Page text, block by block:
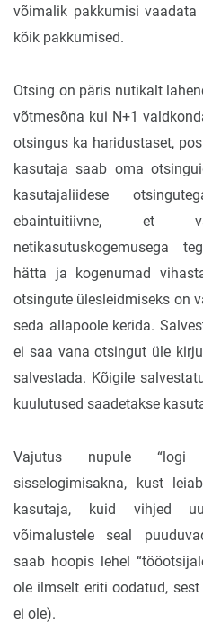
võimalik pakkumisi
kõik pakkumised.
Otsing on päris nutikalt
võtmesõna kui N+1
otsingus ka haridustaset,
kasutaja saab oma
kasutajaliidese
ebaintuitiivne, et
netikasutuskogemusega
hätta ja kogenumad
otsingute ülesleidmiseks on
seda allapoole kerida.
ei saa vana otsingut üle
salvestada. Kõigile
kuulutused saadetakse
Vajutus nupule “logi
sisselogimisakna, kust
kasutaja, kuid vihjed
võimalustele seal
saab hoopis lehel
ole ilmselt eriti oodatud,
ei ole).